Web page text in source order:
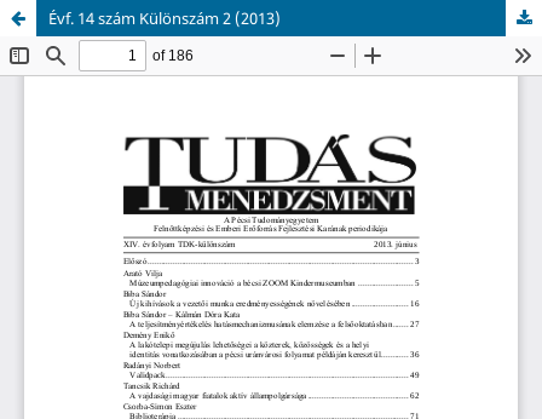
Évf. 14 szám Különszám 2 (2013)